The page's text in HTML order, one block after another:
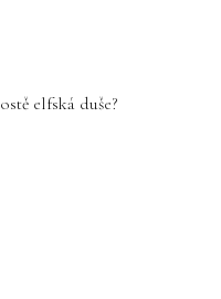
elfská duše?